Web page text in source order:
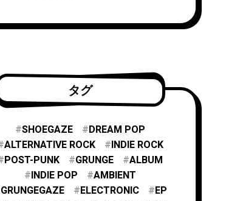
タグ
SHOEGAZE
DREAM POP
ALTERNATIVE ROCK
INDIE ROCK
POST-PUNK
GRUNGE
ALBUM
INDIE POP
AMBIENT
GRUNGEGAZE
ELECTRONIC
EP